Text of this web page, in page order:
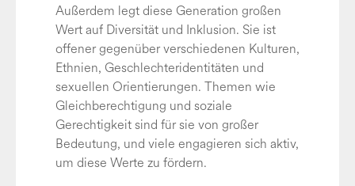
Außerdem legt diese Generation großen
Wert auf Diversität und Inklusion. Sie ist
offener gegenüber verschiedenen Kulturen,
Ethnien, Geschlechteridentitäten und
sexuellen Orientierungen. Themen wie
Gleichberechtigung und soziale
Gerechtigkeit sind für sie von großer
Bedeutung, und viele engagieren sich aktiv,
um diese Werte zu fördern.